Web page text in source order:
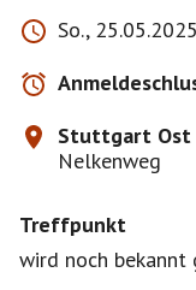
So.,
Stuttgart Ost
Nelkenweg
Treffpunkt
wird noch bekannt